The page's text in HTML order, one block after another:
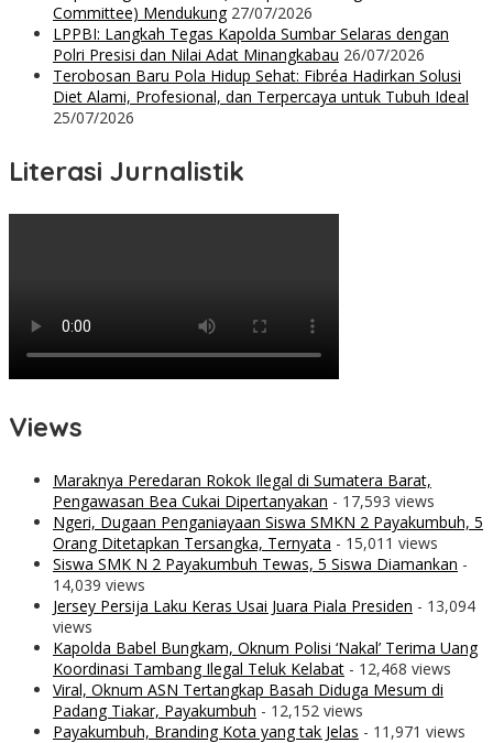
Committee) Mendukung 27/07/2026
LPPBI: Langkah Tegas Kapolda Sumbar Selaras dengan
Polri Presisi dan Nilai Adat Minangkabau 26/07/2026
Terobosan Baru Pola Hidup Sehat: Fibréa Hadirkan Solusi
Diet Alami, Profesional, dan Terpercaya untuk Tubuh Ideal
25/07/2026
Literasi Jurnalistik
Views
Maraknya Peredaran Rokok Ilegal di Sumatera Barat,
Pengawasan Bea Cukai Dipertanyakan - 17,593 views
Ngeri, Dugaan Penganiayaan Siswa SMKN 2 Payakumbuh, 5
Orang Ditetapkan Tersangka, Ternyata - 15,011 views
Siswa SMK N 2 Payakumbuh Tewas, 5 Siswa Diamankan -
14,039 views
Jersey Persija Laku Keras Usai Juara Piala Presiden - 13,094
views
Kapolda Babel Bungkam, Oknum Polisi ‘Nakal’ Terima Uang
Koordinasi Tambang Ilegal Teluk Kelabat - 12,468 views
Viral, Oknum ASN Tertangkap Basah Diduga Mesum di
Padang Tiakar, Payakumbuh - 12,152 views
Payakumbuh, Branding Kota yang tak Jelas - 11,971 views